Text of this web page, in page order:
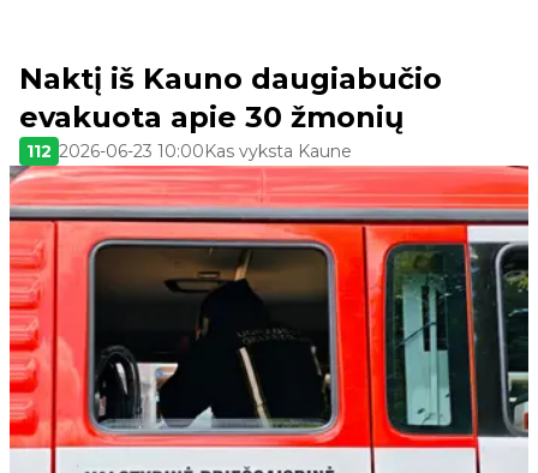
Naktį iš Kauno daugiabučio
evakuota apie 30 žmonių
112 2026-06-23 10:00Kas vyksta Kaune